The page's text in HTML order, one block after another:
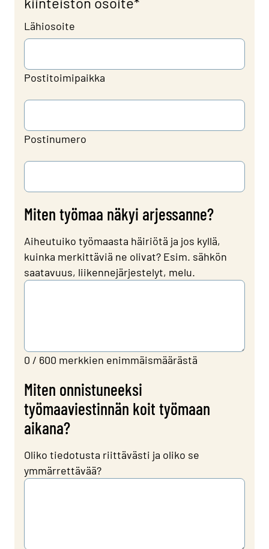
Lähiosoite
Postitoimipaikka
Postinumero
Miten työmaa näkyi arjessanne?
Aiheutuiko työmaasta häiriötä ja jos kyllä,
kuinka merkittäviä ne olivat? Esim. sähkön
saatavuus, liikennejärjestelyt, melu.
0 / 600 merkkien enimmäismäärästä
Miten onnistuneeksi
työmaaviestinnän koit työmaan
aikana?
Oliko tiedotusta riittävästi ja oliko se
ymmärrettävää?